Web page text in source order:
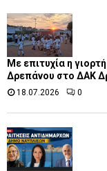
Με επιτυχία η
Δρεπάνου στο ΔΑΚ
18.07.2026 0